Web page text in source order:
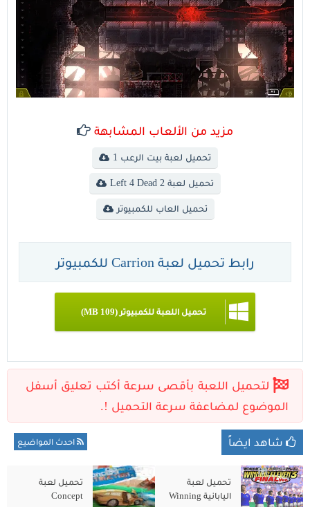
مزيد من الألعاب المشابهة
تحميل لعبة بيت الرعب 1
تحميل لعبة Left 4 Dead 2
تحميل العاب للكمبيوتر
رابط تحميل لعبة Carrion للكمبيوتر
تحميل اللعبة للكمبيوتر (109 MB)
شاهد ايضاً احدث المواضيع
تحميل لعبة
اليابانية Winning
تحميل لعبة
Concept